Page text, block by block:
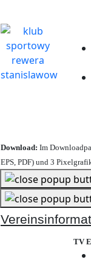
Download: Im
EPS, PDF) und 3
TV